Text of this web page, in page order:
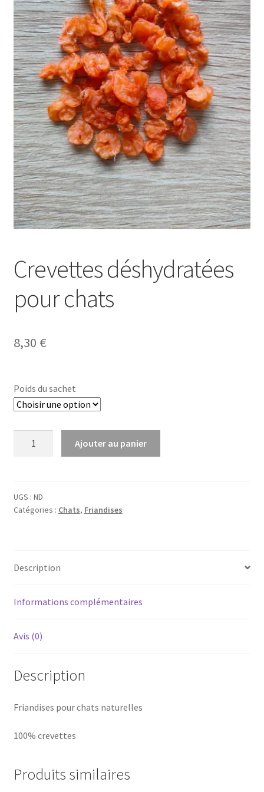
Ma Présentation
Politique de confidentialité
Retour
Mon compte
Panier
Commande
MERCI POUR VOTRE COMMANDE
Vos photos/avis
Crevettes déshydratées
pour chats
8,30 €
Poids du sachet
pour
chats
Ajouter au panier
UGS : ND
Catégories : Chats, Friandises
Description
Informations complémentaires
Avis (0)
Description
Friandises pour chats naturelles
100% crevettes
Produits similaires